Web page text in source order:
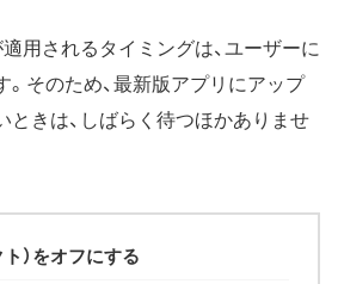
用されるタイミングは、ユーザーに
。そのため、最新版アプリにアップ
ときは、しばらく待つほかありませ
）をオフにする